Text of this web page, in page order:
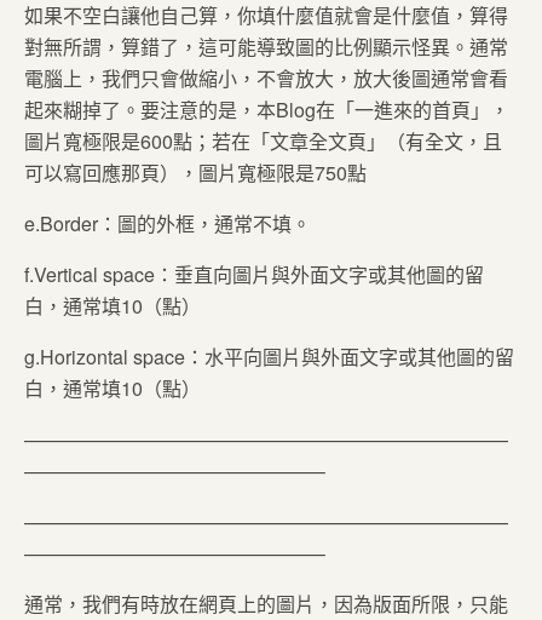
如果不空白讓他自己算，你填什麼值就會是什麼值，算得
對無所謂，算錯了，這可能導致圖的比例顯示怪異。通常
電腦上，我們只會做縮小，不會放大，放大後圖通常會看
起來糊掉了。要注意的是，本Blog在「一進來的首頁」，
圖片寬極限是600點；若在「文章全文頁」（有全文，且
可以寫回應那頁），圖片寬極限是750點
e.Border：圖的外框，通常不填。
f.Vertical space：垂直向圖片與外面文字或其他圖的留
白，通常填10（點）
g.Horizontal space：水平向圖片與外面文字或其他圖的留
白，通常填10（點）
—————————————————————————
———————————————–
—————————————————————————
———————————————–
通常，我們有時放在網頁上的圖片，因為版面所限，只能